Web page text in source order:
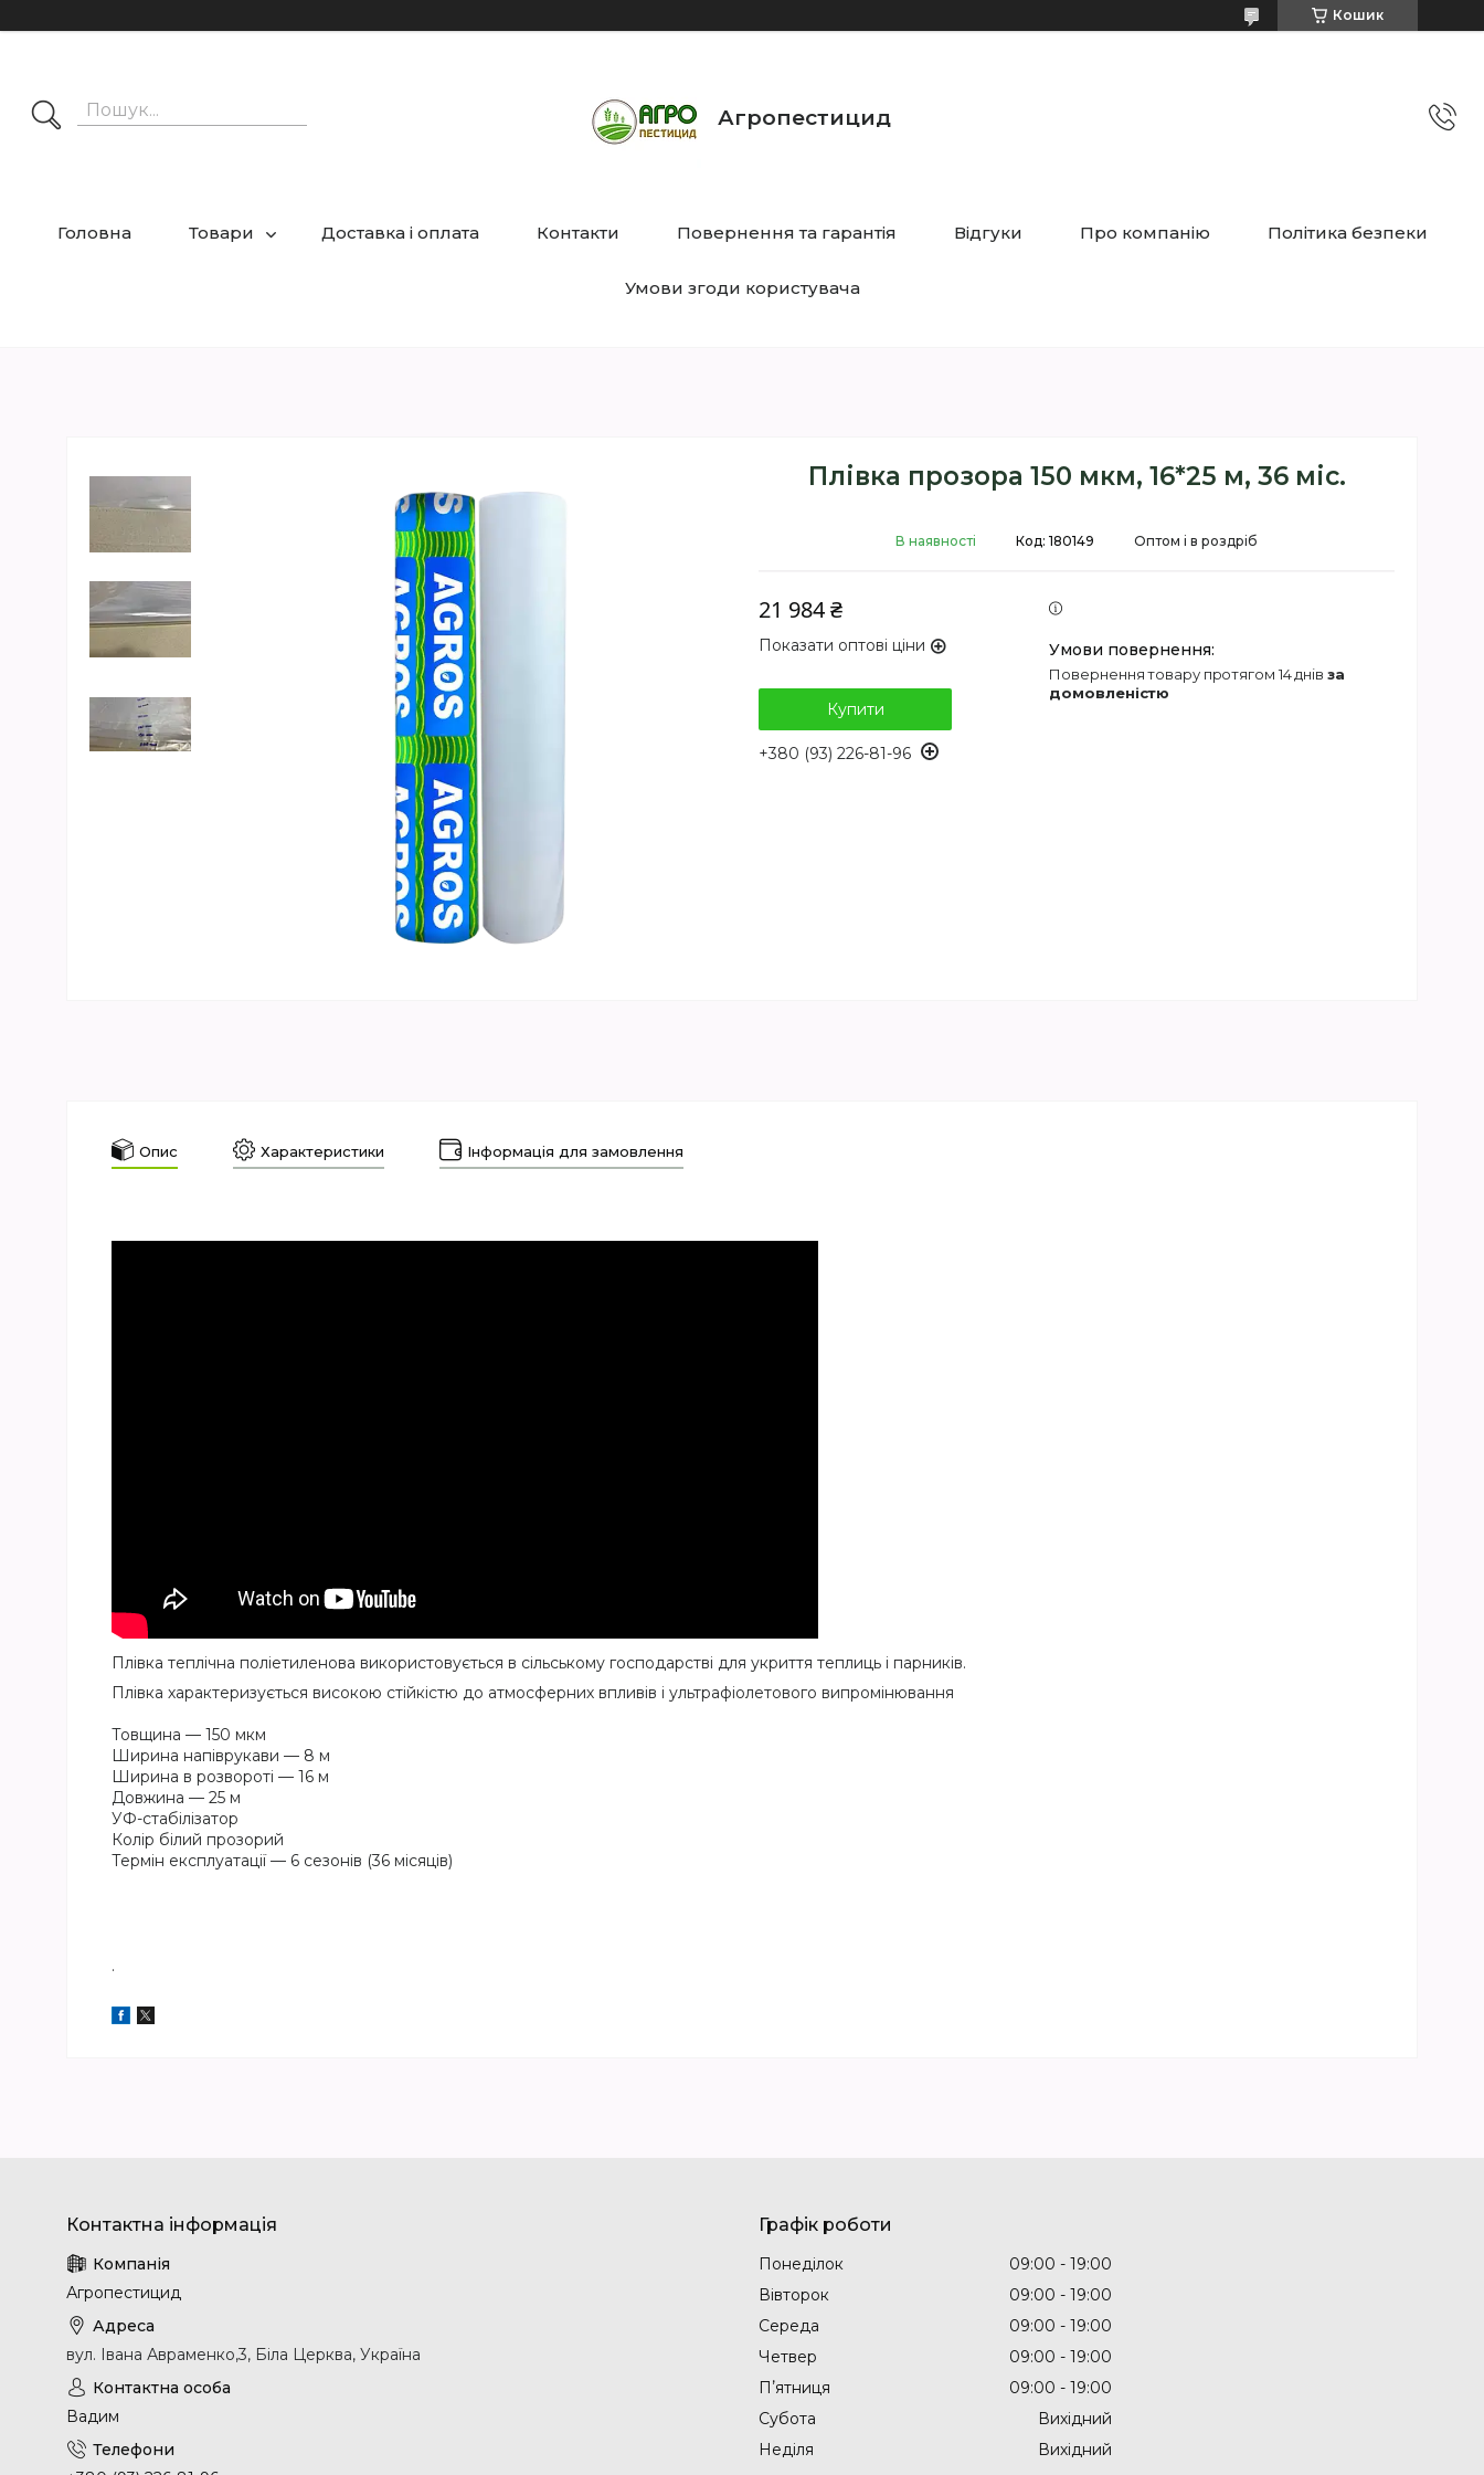
Кошик
Агропестицид
Головна Товари Доставка і оплата Контакти Повернення та гарантія Відгуки Про компанію Політика безпеки
Умови згоди користувача
Плівка прозора 150 мкм, 16*25 м, 36 міс.
В наявності Оптом і в роздріб
Код: 180149
21 984 ₴
Показати оптові ціни
Купити
+380 (93) 226-81-96
повернення товару протягом 14 днів за
домовленістю
Опис Характеристики Інформація для замовлення
Плівка теплічна поліетиленова використовується в сільському господарстві для укриття теплиць і парників.
Плівка характеризується високою стійкістю до атмосферних впливів і ультрафіолетового випромінювання
Товщина — 150 мкм
Ширина напіврукави — 8 м
Ширина в розвороті — 16 м
Довжина — 25 м
УФ-стабілізатор
Колір білий прозорий
Термін експлуатації — 6 сезонів (36 місяців)
.
Агропестицид
вул. Івана Авраменко,3, Біла Церква, Україна
Вадим
Графік роботи
Понеділок 09:00
19:00
Вівторок
09:00
19:00
Середа
09:00
19:00
Четвер
09:00
19:00
Пʼятниця
09:00
19:00
Субота
Вихідний
Неділя
Вихідний